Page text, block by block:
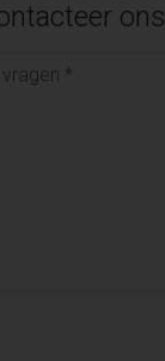
ons